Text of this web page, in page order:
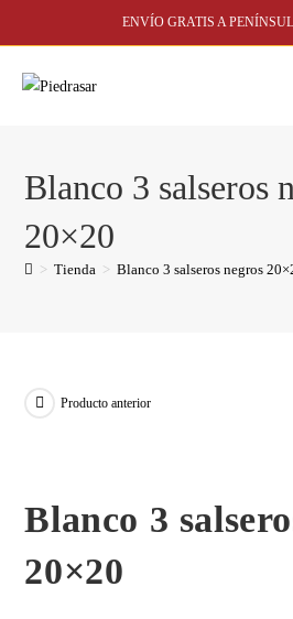
ENVÍO GRATIS A
Blanco 3 salseros
20×20
> Tienda > Blanco 3 salseros negros
Producto anterior
Blanco 3
20×20